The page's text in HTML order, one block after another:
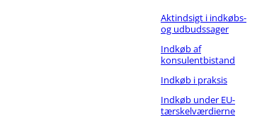
Aktindsigt i indkøbs-
og udbudssager
Indkøb af
konsulentbistand
Indkøb i praksis
Indkøb under EU-
tærskelværdierne